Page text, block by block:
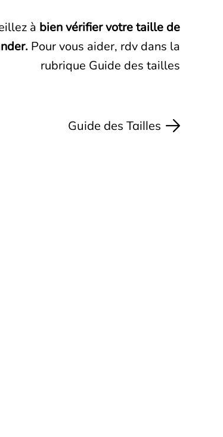
à bien vérifier votre taille de
Pour vous aider, rdv dans la
rubrique Guide des tailles
Guide des Tailles